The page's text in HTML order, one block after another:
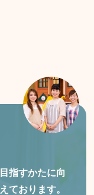
指すかたに向
ております。